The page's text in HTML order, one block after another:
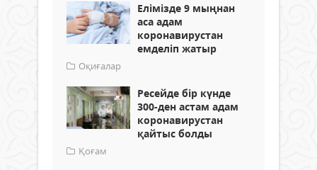
Елімізде 9 мыңнан
аса адам
коронавирустан
емделіп жатыр
Оқиғалар
Ресейде бір күнде
300-ден астам адам
коронавирустан
қайтыс болды
Қоғам